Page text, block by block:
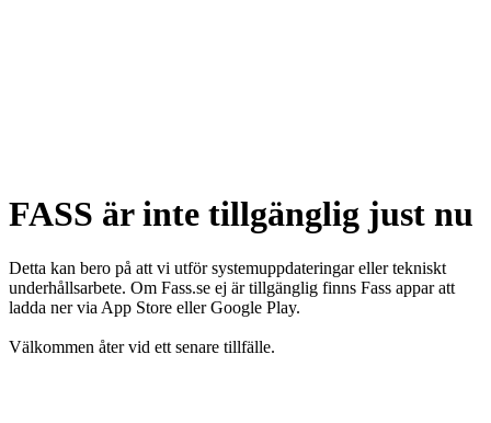
FASS är inte tillgänglig just nu
Detta kan bero på att vi utför systemuppdateringar eller tekniskt
underhållsarbete. Om Fass.se ej är tillgänglig finns Fass appar att
ladda ner via App Store eller Google Play.
Välkommen åter vid ett senare tillfälle.